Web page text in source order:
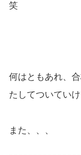
笑
何はともあれ、
たしてついていけ
また、、、